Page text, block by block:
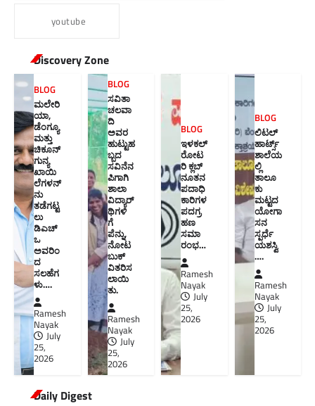
youtube
Discovery Zone
BLOG
ಮಲೇರಿ
ಯಾ,
ಡೆಂಗ್ಯೂ
ಮತ್ತು
ಚಿಕೂನ್
ಗುನ್ಯ
ಖಾಯಿ
ಲೆಗಳನ್
ನು
ತಡೆಗಟ್ಟ
ಲು
ಡಿಎಚ್‌
ಒ
ಅವರಿಂ
ದ
ಸಲಹೆಗ
ಳು….
Ramesh
Nayak
July
25,
2026
BLOG
ಸವಿತಾ
ಚಲವಾ
ದಿ
ಅವರ
ಹುಟ್ಟುಹ
ಬ್ಬದ
ಸವಿನೆನ
ಪಿಗಾಗಿ
ಶಾಲಾ
ವಿದ್ಯಾರ್
ಥಿಗಳಿ
ಗೆ
ಪೆನ್ನು,
ನೋಟ
ಬುಕ್
ವಿತರಿಸ
ಲಾಯಿ
ತು.
Ramesh
Nayak
July
25,
2026
BLOG
ಇಳಕಲ್
ರೋಟ
ರಿ ಕ್ಲಬ್
ನೂತನ‌
ಪದಾಧಿ
ಕಾರಿಗಳ
ಪದಗ್ರ
ಹಣ
ಸಮಾ
ರಂಭ…
Ramesh
Nayak
July
25,
2026
BLOG
ಲಿಟಲ್
ಹಾರ್ಟ್ಸ್
ಶಾಲೆಯ
ಲ್ಲಿ
ತಾಲೂ
ಕು
ಮಟ್ಟದ
ಯೋಗಾ
ಸನ
ಸ್ಪರ್ಧೆ
ಯಶಸ್ವಿ
….
Ramesh
Nayak
July
25,
2026
Daily Digest